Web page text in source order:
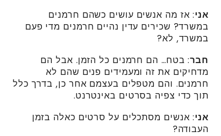
אני: אז מה אנשים עושים כשהם חרמנים
במשרד? שכירים עדין נהיים חרמנים מדי פעם
במשרד, לא?
חבר: בטח… הם חרמנים כל הזמן. אבל הם
מדחיקים את זה ומעמידים פנים שהם לא
חרמנים. והם מטפלים בעצמם אחר כן, בדרך כלל
תוך כדי צפיה בסרטים באינטרנט.
אני: אנשים מסתכלים על סרטים כאלה בזמן
העבודה?